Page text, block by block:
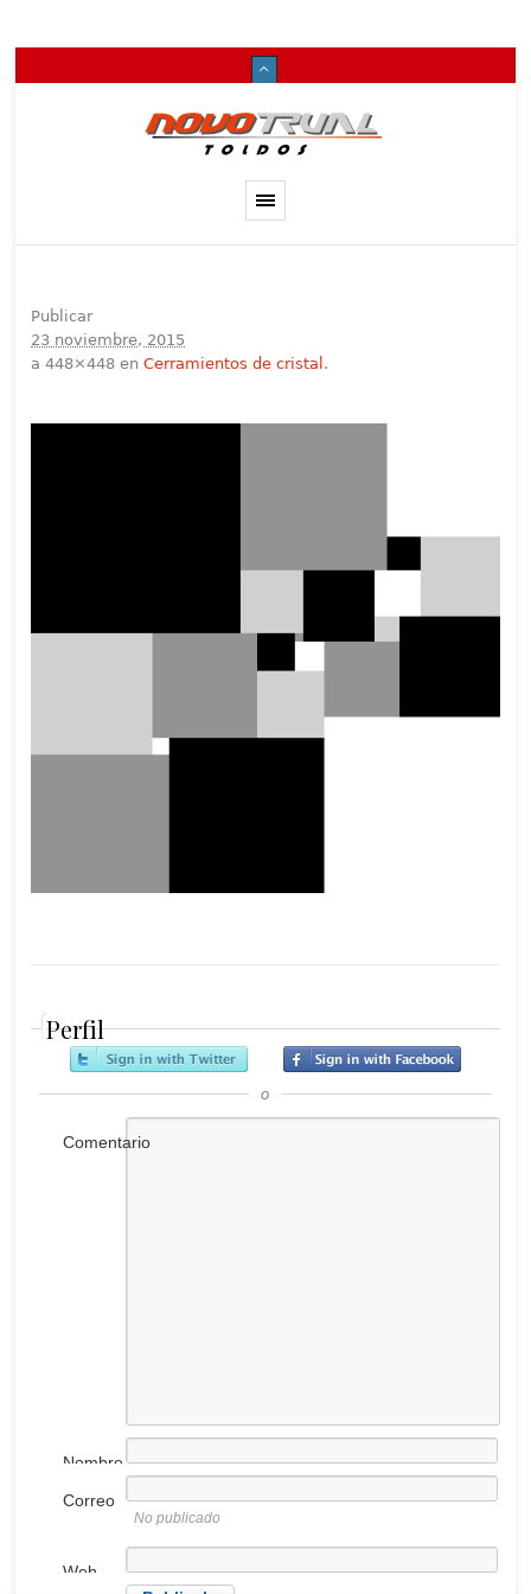
Publicar
23 noviembre, 2015
a 448×448 enCerramientos de cristal .
Perfil
o
Comentario
Nombre
Correo
No publicado
Web